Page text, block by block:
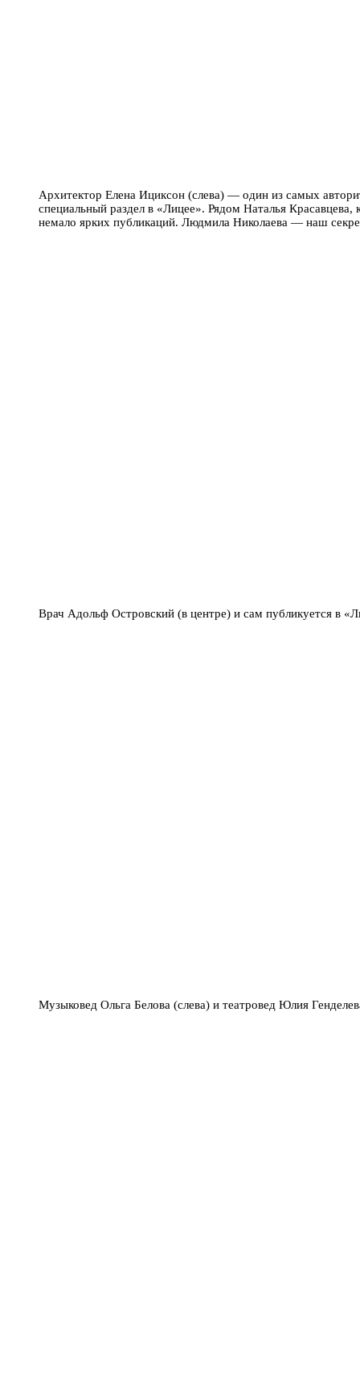
Архитектор Елена Ициксон (слева) — один из самых
специальный раздел в «Лицее». Рядом Наталья Красавцева,
немало ярких публикаций. Людмила Николаева — наш
Врач Адольф Островский (в центре) и сам публикуется в
Музыковед Ольга Белова (слева) и театровед Юлия